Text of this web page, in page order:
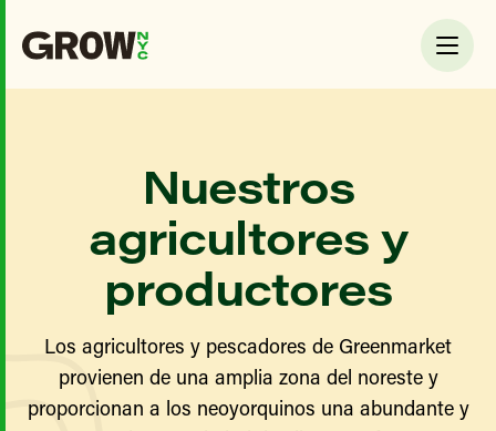
Nuestros
agricultores y
productores
Los agricultores y pescadores de Greenmarket
provienen de una amplia zona del noreste y
proporcionan a los neoyorquinos una abundante y